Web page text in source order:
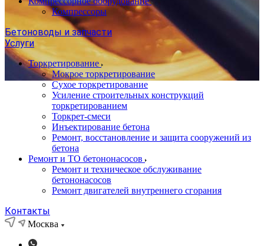
Компрессоры
Бетоноводы и запчасти
Услуги
Торкретирование
Мокрое торкретирование
Сухое торкретирование
Усиление строительных конструкций
торкретированием
Торкрет-смеси
Инъектирование бетона
Ремонт, восстановление и защита сооружений из
бетона
Ремонт и ТО бетононасосов
Ремонт и техническое обслуживание
бетононасосов
Ремонт двигателей внутреннего сгорания
Контакты
Москва